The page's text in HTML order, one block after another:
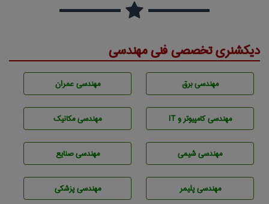
دیکشنری تخصصی فنی مهندسی
مهندسی برق مهندسی عمران
مهندسی كامپيوتر و IT مهندسی مکانیک
مهندسي شيمی مهندسی صنايع
مهندسی پليمر مهندسی پزشکی